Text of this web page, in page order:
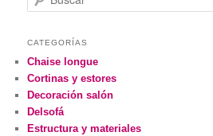
CATEGORÍAS
Chaise longue
Cortinas y estores
Decoración salón
Delsofá
Estructura y materiales